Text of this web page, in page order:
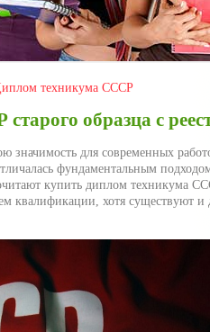
техникума СССР
образца с
значимость для современных
фундаментальным
купить диплом техникума
квалификации, хотя существуют и